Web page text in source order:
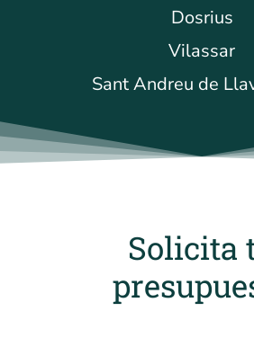
Dosrius
Vilassar
Sant Andreu de
Solicita